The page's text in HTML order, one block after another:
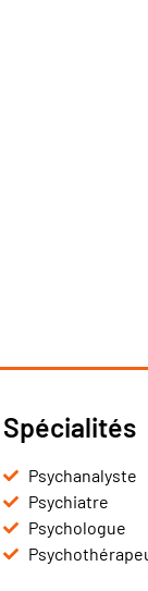
Spécialités
Psychanalyste
Psychiatre
Psychologue